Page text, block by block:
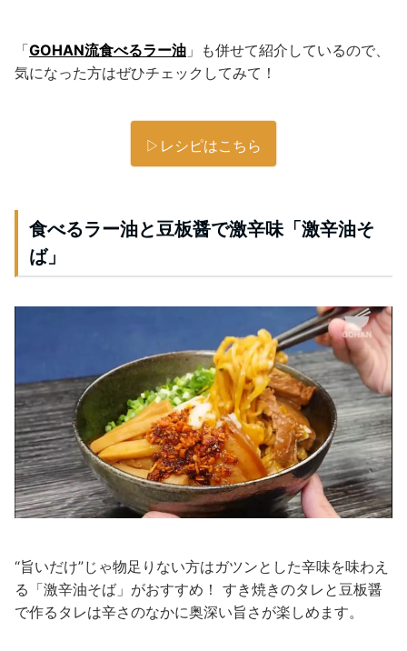
「GOHAN流食べるラー油 」も併せて紹介しているので、
気になった方はぜひチェックしてみて！
▷レシピはこちら
食べるラー油と豆板醤で激辛味「激辛油そ
ば」
“旨いだけ”じゃ物足りない方はガツンとした辛味を味わえ
る「激辛油そば」がおすすめ！ すき焼きのタレと豆板醤
で作るタレは辛さのなかに奥深い旨さが楽しめます。